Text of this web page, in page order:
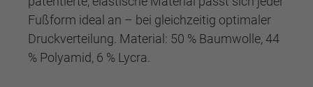
Fußform ideal an – bei gleichzeitig optimaler
Druckverteilung. Material: 50 % Baumwolle, 44
% Polyamid, 6 % Lycra.